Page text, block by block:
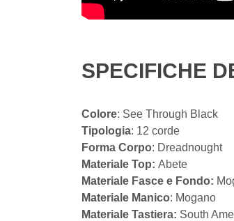
SPECIFICHE
Colore: See Through Black
Tipologia: 12 corde
Forma Corpo: Dreadnought
Materiale Top: Abete
Materiale Fasce e Fondo:
Materiale Manico: Mogano
Materiale Tastiera: South